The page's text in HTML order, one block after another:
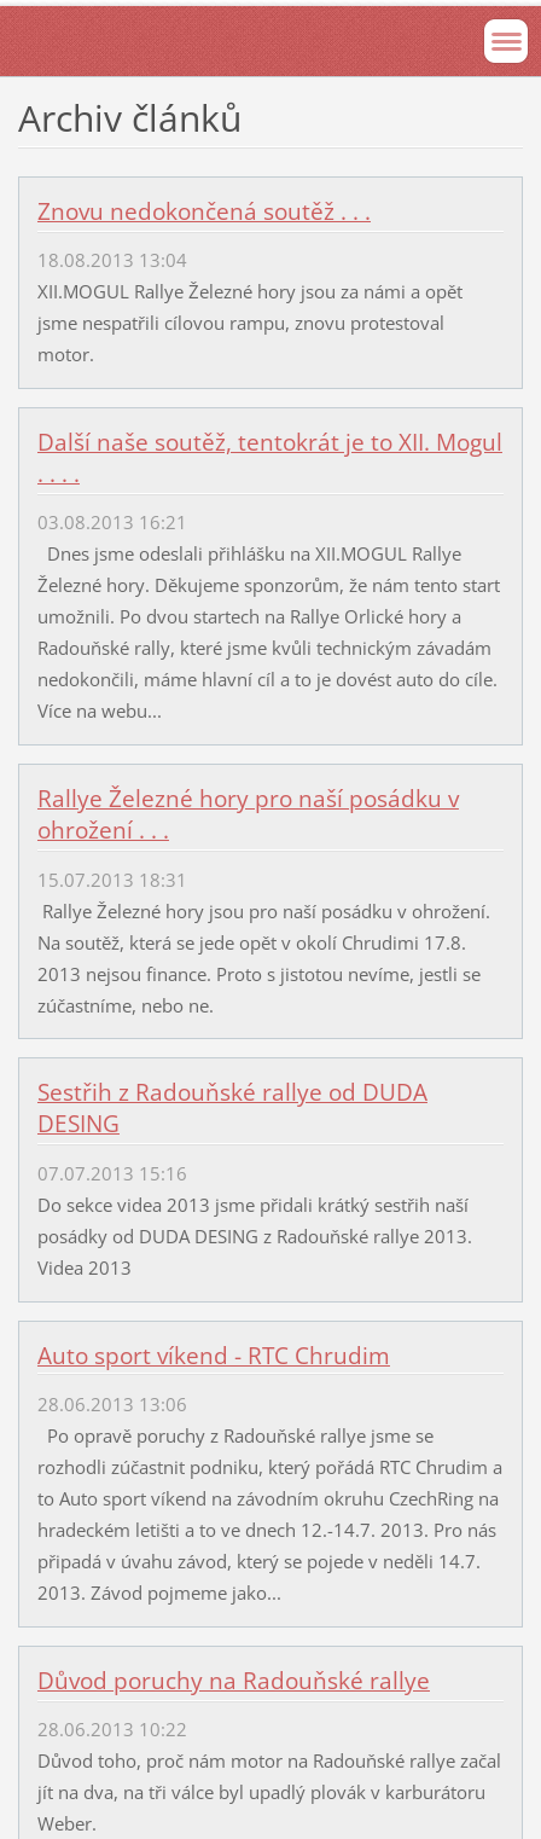
Archiv článků
Znovu nedokončená soutěž . . .
18.08.2013 13:04
XII.MOGUL Rallye Železné hory jsou za námi a opět
jsme nespatřili cílovou rampu, znovu protestoval
motor.
Další naše soutěž, tentokrát je to XII. Mogul
. . . .
03.08.2013 16:21
Dnes jsme odeslali přihlášku na XII.MOGUL Rallye
Železné hory. Děkujeme sponzorům, že nám tento start
umožnili. Po dvou startech na Rallye Orlické hory a
Radouňské rally, které jsme kvůli technickým závadám
nedokončili, máme hlavní cíl a to je dovést auto do cíle.
Více na webu...
Rallye Železné hory pro naší posádku v
ohrožení . . .
15.07.2013 18:31
Rallye Železné hory jsou pro naší posádku v ohrožení.
Na soutěž, která se jede opět v okolí Chrudimi 17.8.
2013 nejsou finance. Proto s jistotou nevíme, jestli se
zúčastníme, nebo ne.
Sestřih z Radouňské rallye od DUDA
DESING
07.07.2013 15:16
Do sekce videa 2013 jsme přidali krátký sestřih naší
posádky od DUDA DESING z Radouňské rallye 2013.
Videa 2013
Auto sport víkend - RTC Chrudim
28.06.2013 13:06
Po opravě poruchy z Radouňské rallye jsme se
rozhodli zúčastnit podniku, který pořádá RTC Chrudim a
to Auto sport víkend na závodním okruhu CzechRing na
hradeckém letišti a to ve dnech 12.-14.7. 2013. Pro nás
připadá v úvahu závod, který se pojede v neděli 14.7.
2013. Závod pojmeme jako...
Důvod poruchy na Radouňské rallye
28.06.2013 10:22
Důvod toho, proč nám motor na Radouňské rallye začal
jít na dva, na tři válce byl upadlý plovák v karburátoru
Weber.